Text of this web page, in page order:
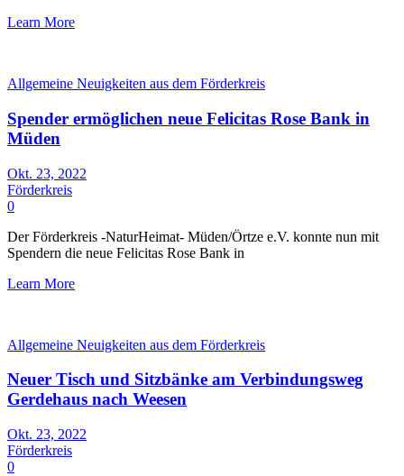
Learn More
Allgemeine Neuigkeiten aus dem Förderkreis
Spender ermöglichen neue Felicitas Rose Bank in
Müden
Okt. 23, 2022
Förderkreis
0
Der Förderkreis -NaturHeimat- Müden/Örtze e.V. konnte nun mit
Spendern die neue Felicitas Rose Bank in
Learn More
Allgemeine Neuigkeiten aus dem Förderkreis
Neuer Tisch und Sitzbänke am Verbindungsweg
Gerdehaus nach Weesen
Okt. 23, 2022
Förderkreis
0